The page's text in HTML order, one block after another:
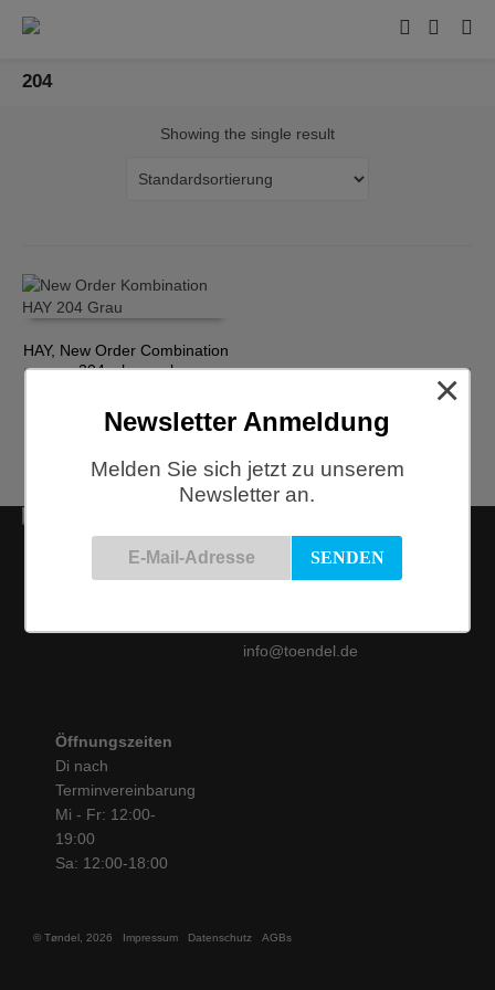
204
Showing the single result
HAY, New Order Combination
204, charcoal
Siemensstraße 9
50825 Köln
info@toendel.de
Öffnungszeiten
Di nach
Terminvereinbarung
Mi - Fr: 12:00-
19:00
Sa: 12:00-18:00
© Tøndel, 2026 Impressum Datenschutz AGBs
Newsletter Anmeldung
Melden Sie sich jetzt zu unserem
Newsletter an.
×